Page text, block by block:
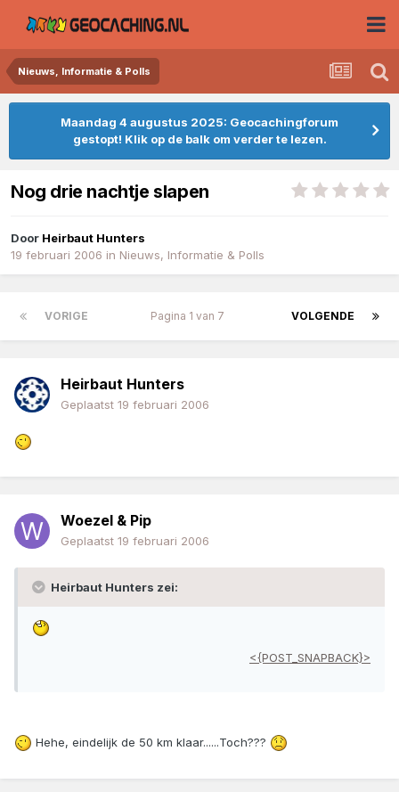
Nieuws, Informatie & Polls
Maandag 4 augustus 2025: Geocachingforum
gestopt! Klik op de balk om verder te lezen.
Nog drie nachtje slapen
Door Heirbaut Hunters
19 februari 2006 in Nieuws, Informatie & Polls
VORIGE VOLGENDE
Pagina 1 van 7
Heirbaut Hunters
Geplaatst 19 februari 2006
Woezel & Pip
Geplaatst 19 februari 2006
Heirbaut Hunters zei:
<{POST_SNAPBACK}>
Hehe, eindelijk de 50 km klaar......Toch???